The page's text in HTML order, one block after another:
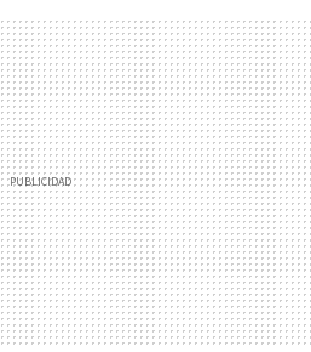
MAIL